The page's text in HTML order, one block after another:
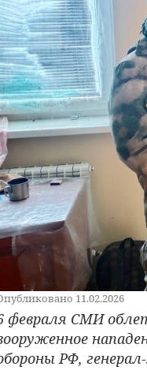
11.02.2026
февраля СМИ
РФ,